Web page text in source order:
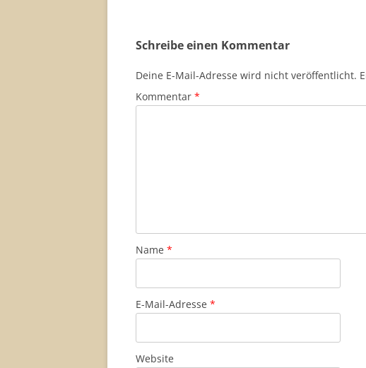
Schreibe einen Kommentar
Deine E-Mail-Adresse wird nicht veröffentlicht.
Kommentar *
Name *
E-Mail-Adresse *
Website